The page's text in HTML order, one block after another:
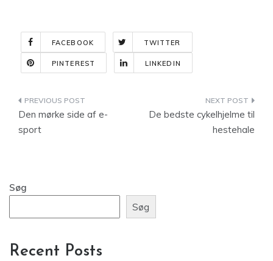
FACEBOOK TWITTER
PINTEREST LINKEDIN
Indlægsnavigation
Den mørke side af e-
sport
De bedste cykelhjelme til
hestehale
Søg
Søg
Recent Posts